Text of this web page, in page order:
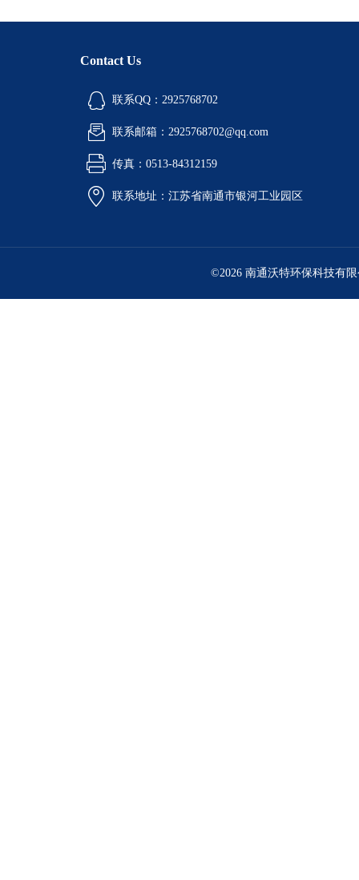
Contact Us
联系QQ：2925768702
联系邮箱：2925768702@qq.com
传真：0513-84312159
联系地址：江苏省南通市银河工业园区
©2026 南通沃特环保科技有